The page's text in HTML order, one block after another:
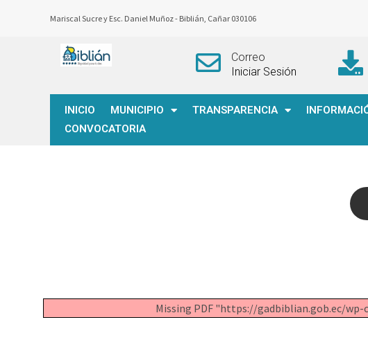
Mariscal Sucre y Esc. Daniel Muñoz - Biblián, Cañar 030106
Correo
Iniciar Sesión
INICIO MUNICIPIO TRANSPARENCIA
CONVOCATORIA
Missing PDF "https://gadbiblian.gob.ec/